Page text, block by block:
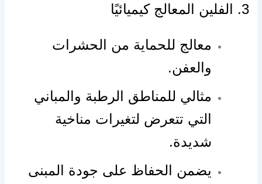
3. الفلين المعالج كيميائيًا
معالج للحماية من الحشرات
والعفن.
مثالي للمناطق الرطبة والمباني
التي تتعرض لتغيرات مناخية
شديدة.
يضمن الحفاظ على جودة المبنى